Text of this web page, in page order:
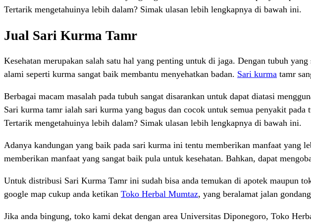
Tertarik mengetahuinya lebih dalam? Simak ulasan lebih lengkapnya di bawah ini.
Jual Sari Kurma Tamr
Kesehatan merupakan salah satu hal yang penting untuk di jaga. Dengan tubuh
alami seperti kurma sangat baik membantu menyehatkan badan. Sari kurma tamr
Berbagai macam masalah pada tubuh sangat disarankan untuk dapat diatasi
Sari kurma tamr ialah sari kurma yang bagus dan cocok untuk semua penyakit
Tertarik mengetahuinya lebih dalam? Simak ulasan lebih lengkapnya di bawah ini.
Adanya kandungan yang baik pada sari kurma ini tentu memberikan manfaat
memberikan manfaat yang sangat baik pula untuk kesehatan. Bahkan, dapat
Untuk distribusi Sari Kurma Tamr ini sudah bisa anda temukan di apotek maupun
google map cukup anda ketikan Toko Herbal Mumtaz, yang beralamat jalan
Jika anda bingung, toko kami dekat dengan area Universitas Diponegoro, Toko